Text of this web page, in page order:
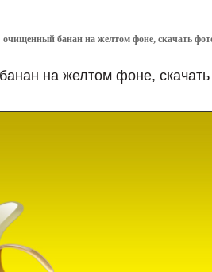
очищенный банан на желтом фоне, скачать
на желтом фоне, скачать